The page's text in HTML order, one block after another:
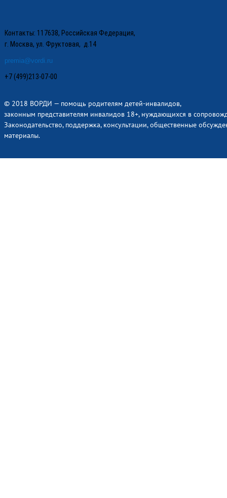
Контакты: 117638, Российская Федерация,
г. Москва, ул. Фруктовая, д.14
premia@vordi.ru
+7 (499)213-07-00
© 2018 ВОРДИ — помощь родителям детей-инвалидов,
законным представителям инвалидов 18+, нуждающихся в
Законодательство, поддержка, консультации, общественные
материалы.